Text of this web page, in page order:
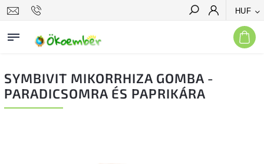
HUF
Keresés
SYMBIVIT MIKORRHIZA GOMBA -
PARADICSOMRA ÉS PAPRIKÁRA